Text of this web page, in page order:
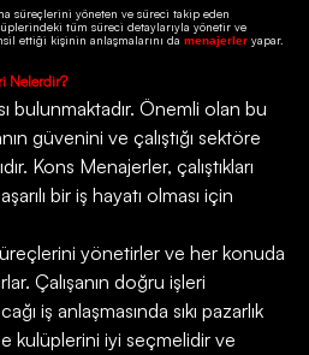
süreçlerini yöneten ve süreci takip eden
tüm süreci detaylarıyla yönetir ve
ettiği kişinin anlaşmalarını da menajerler yapar.
Nelerdir?
bulunmaktadır. Önemli olan bu
güvenini ve çalıştığı sektöre
Kons Menajerler, çalıştıkları
bir iş hayatı olması için
yönetirler ve her konuda
Çalışanın doğru işleri
iş anlaşmasında sıkı pazarlık
kulüplerini iyi seçmelidir ve